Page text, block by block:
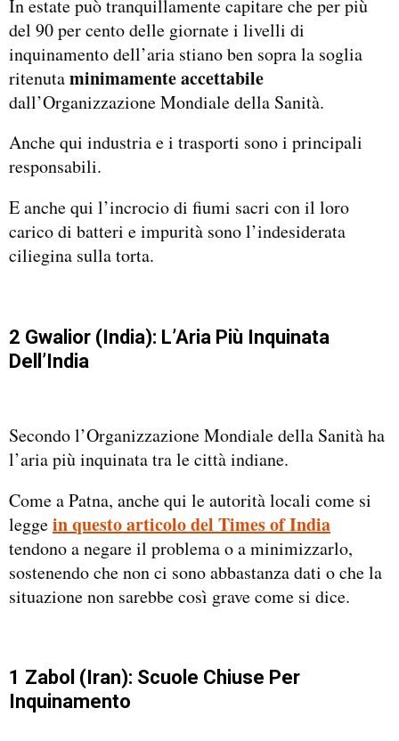
In estate può tranquillamente capitare che per più
del 90 per cento delle giornate i livelli di
inquinamento dell’aria stiano ben sopra la soglia
ritenutaminimamente accettabile
dall’Organizzazione Mondiale della Sanità.
Anche qui industria e i trasporti sono i principali
responsabili.
E anche qui l’incrocio di fiumi sacri con il loro
carico di batteri e impurità sono l’indesiderata
ciliegina sulla torta.
2 Gwalior (India): L’Aria Più Inquinata
Dell’India
Secondo l’Organizzazione Mondiale della Sanità ha
l’aria più inquinata tra le città indiane.
Come a Patna, anche qui le autorità locali come si
leggein questo articolo del Times of India
tendono a negare il problema o a minimizzarlo,
sostenendo che non ci sono abbastanza dati o che la
situazione non sarebbe così grave come si dice.
1 Zabol (Iran): Scuole Chiuse Per
Inquinamento